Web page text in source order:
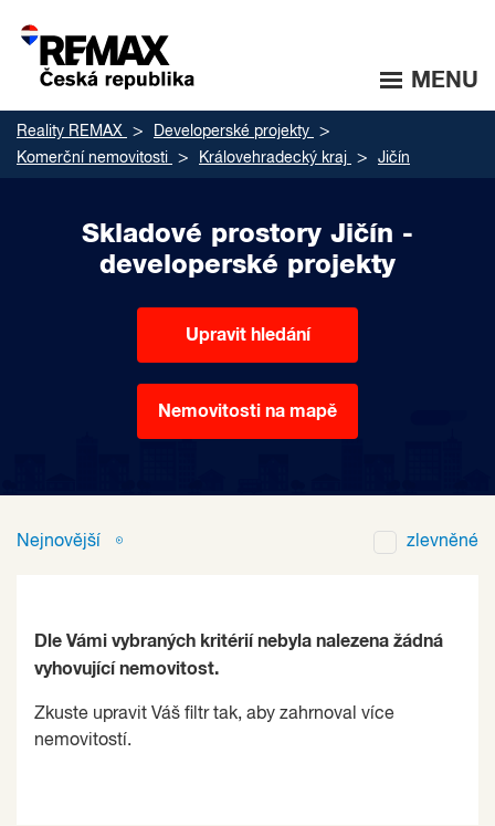
MENU
Reality REMAX
Developerské projekty
Komerční nemovitosti
Královehradecký kraj Jičín
Skladové prostory Jičín -
developerské projekty
Upravit hledání
Nemovitosti na mapě
Nejnovější zlevněné
Dle Vámi vybraných kritérií nebyla nalezena žádná
vyhovující nemovitost.
Zkuste upravit Váš filtr tak, aby zahrnoval více
nemovitostí.